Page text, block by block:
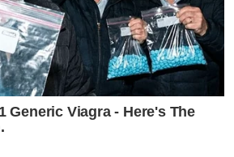
Generic Viagra - Here's The